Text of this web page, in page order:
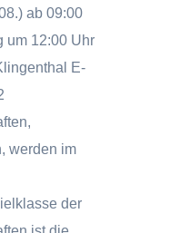
ab 09:00
um 12:00 Uhr
E-
werden im
der